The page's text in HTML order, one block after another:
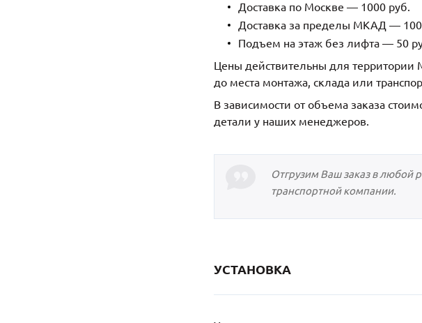
Доставка по Москве — 1000 руб.
Доставка за пределы МКАД —
Подъем на этаж без лифта — 50
Цены действительны для территории
до места монтажа, склада или
В зависимости от объема заказа
детали у наших менеджеров.
Отгрузим Ваш заказ в любой
транспортной компании.
УСТАНОВКА